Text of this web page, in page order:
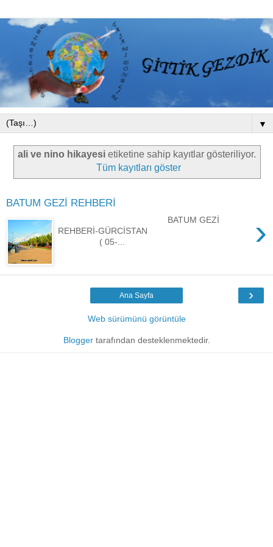
▼
ali ve nino hikayesietiketine sahip kayıtlar gösteriliyor.
Tüm kayıtları göster
BATUM GEZİ REHBERİ
›
BATUM GEZİ
REHBERİ-GÜRCİSTAN
( 05-...
›
Ana Sayfa
Web sürümünü görüntüle
Bloggertarafından desteklenmektedir.